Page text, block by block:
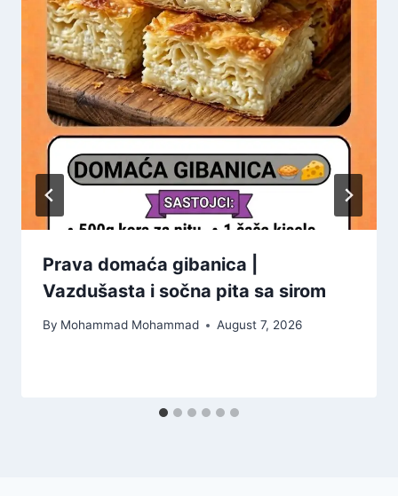
Prava domaća gibanica |
Vazdušasta i sočna pita sa sirom
By Mohammad Mohammad August 7, 2026